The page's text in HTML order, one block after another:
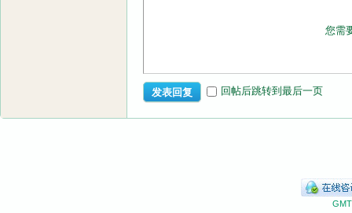
您需
发表回复 回帖后跳转到最后一页